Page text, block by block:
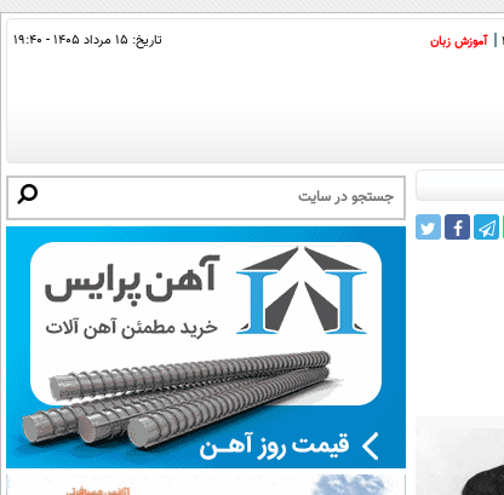
آموزش زبان تاریخ: ۱۵ مرداد ۱۴۰۵ - ۱۹:۴۰